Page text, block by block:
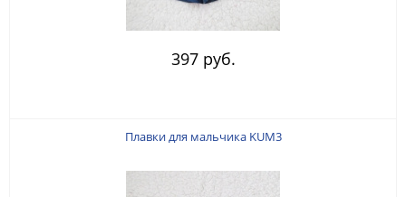
397 руб.
Плавки для мальчика KUM3